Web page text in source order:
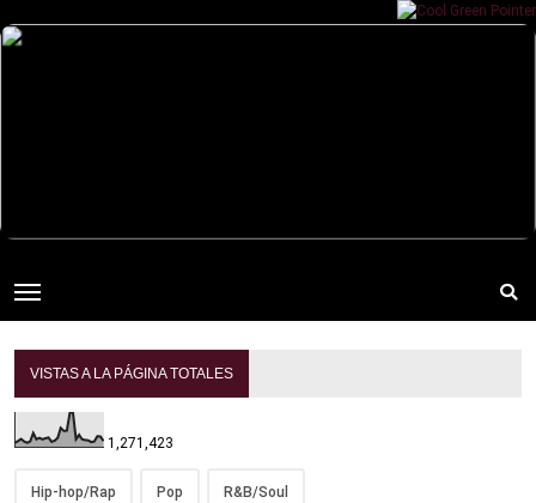
VISTAS A LA PÁGINA TOTALES
1,271,423
Hip-hop/Rap Pop R&B/Soul